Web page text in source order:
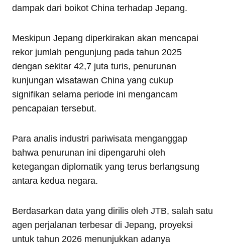
dampak dari boikot China terhadap Jepang.
Meskipun Jepang diperkirakan akan mencapai
rekor jumlah pengunjung pada tahun 2025
dengan sekitar 42,7 juta turis, penurunan
kunjungan wisatawan China yang cukup
signifikan selama periode ini mengancam
pencapaian tersebut.
Para analis industri pariwisata menganggap
bahwa penurunan ini dipengaruhi oleh
ketegangan diplomatik yang terus berlangsung
antara kedua negara.
Berdasarkan data yang dirilis oleh JTB, salah satu
agen perjalanan terbesar di Jepang, proyeksi
untuk tahun 2026 menunjukkan adanya